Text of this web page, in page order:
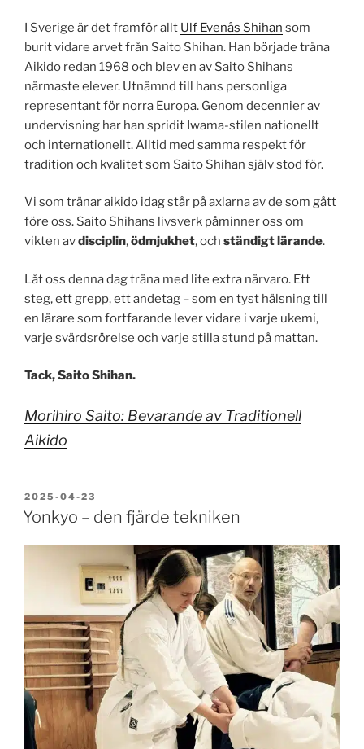
I Sverige är det framför allt Ulf Evenås Shihan som
burit vidare arvet från Saito Shihan. Han började träna
Aikido redan 1968 och blev en av Saito Shihans
närmaste elever. Utnämnd till hans personliga
representant för norra Europa. Genom decennier av
undervisning har han spridit Iwama-stilen nationellt
och internationellt. Alltid med samma respekt för
tradition och kvalitet som Saito Shihan själv stod för.
Vi som tränar aikido idag står på axlarna av de som gått
före oss. Saito Shihans livsverk påminner oss om
vikten avdisciplin,ödmjukhet, och ständigt lärande.
Låt oss denna dag träna med lite extra närvaro. Ett
steg, ett grepp, ett andetag – som en tyst hälsning till
en lärare som fortfarande lever vidare i varje ukemi,
varje svärdsrörelse och varje stilla stund på mattan.
Tack, Saito Shihan.
Morihiro Saito: Bevarande av Traditionell
Aikido
PUBLICERAT
2025-04-23
Yonkyo – den fjärde tekniken